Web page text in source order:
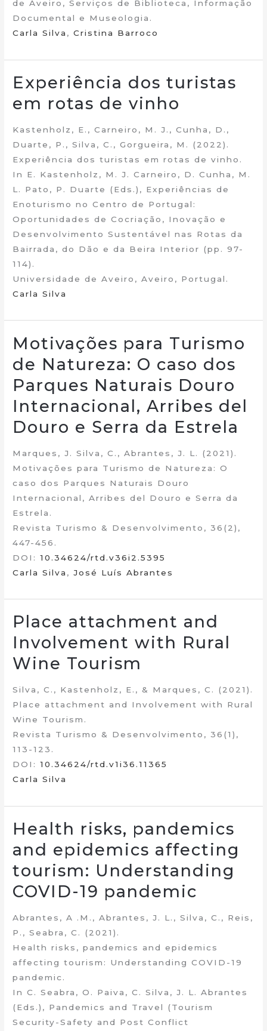
de Aveiro, Serviços de Biblioteca, Informação
Documental e Museologia.
Carla Silva ,Cristina Barroco
Experiência dos turistas
em rotas de vinho
Kastenholz, E., Carneiro, M. J., Cunha, D.,
Duarte, P., Silva, C., Gorgueira, M. (2022).
Experiência dos turistas em rotas de vinho.
In E. Kastenholz, M. J. Carneiro, D. Cunha, M.
L. Pato, P. Duarte (Eds.), Experiências de
Enoturismo no Centro de Portugal:
Oportunidades de Cocriação, Inovação e
Desenvolvimento Sustentável nas Rotas da
Bairrada, do Dão e da Beira Interior (pp. 97-
114).
Universidade de Aveiro, Aveiro, Portugal.
Carla Silva
Motivações para Turismo
de Natureza: O caso dos
Parques Naturais Douro
Internacional, Arribes del
Douro e Serra da Estrela
Marques, J. Silva, C., Abrantes, J. L. (2021).
Motivações para Turismo de Natureza: O
caso dos Parques Naturais Douro
Internacional, Arribes del Douro e Serra da
Estrela.
Revista Turismo & Desenvolvimento, 36(2),
447-456.
DOI:10.34624/rtd.v36i2.5395
Carla Silva ,José Luís Abrantes
Place attachment and
Involvement with Rural
Wine Tourism
Silva, C., Kastenholz, E., & Marques, C. (2021).
Place attachment and Involvement with Rural
Wine Tourism.
Revista Turismo & Desenvolvimento, 36(1),
113-123.
DOI:10.34624/rtd.v1i36.11365
Carla Silva
Health risks, pandemics
and epidemics affecting
tourism: Understanding
COVID-19 pandemic
Abrantes, A .M., Abrantes, J. L., Silva, C., Reis,
P., Seabra, C. (2021).
Health risks, pandemics and epidemics
affecting tourism: Understanding COVID-19
pandemic.
In C. Seabra, O. Paiva, C. Silva, J. L. Abrantes
(Eds.), Pandemics and Travel (Tourism
Security-Safety and Post Conflict